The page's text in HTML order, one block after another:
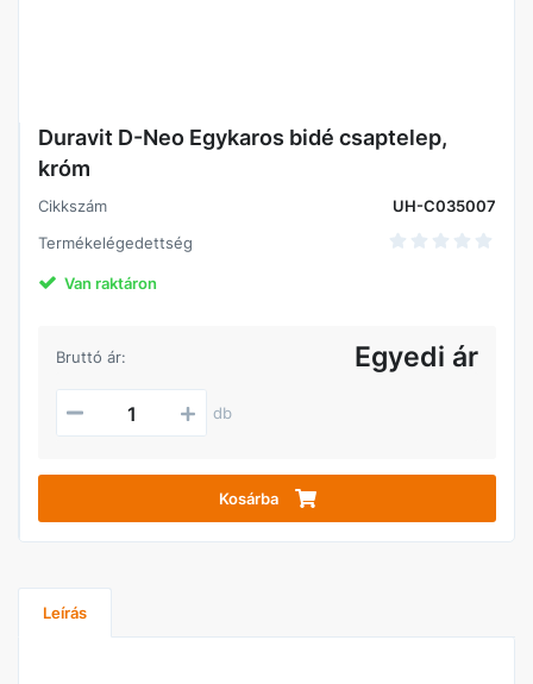
Duravit D-Neo Egykaros bidé csaptelep,
króm
Cikkszám
UH-C035007
Termékelégedettség
Van raktáron
Bruttó ár: Egyedi ár
db
Kosárba
Leírás